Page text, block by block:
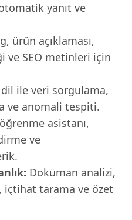
yanıt ve
ürün açıklaması,
ve SEO metinleri için
ile veri sorgulama,
ve anomali tespiti.
asistanı,
ve
Doküman analizi,
içtihat tarama ve özet